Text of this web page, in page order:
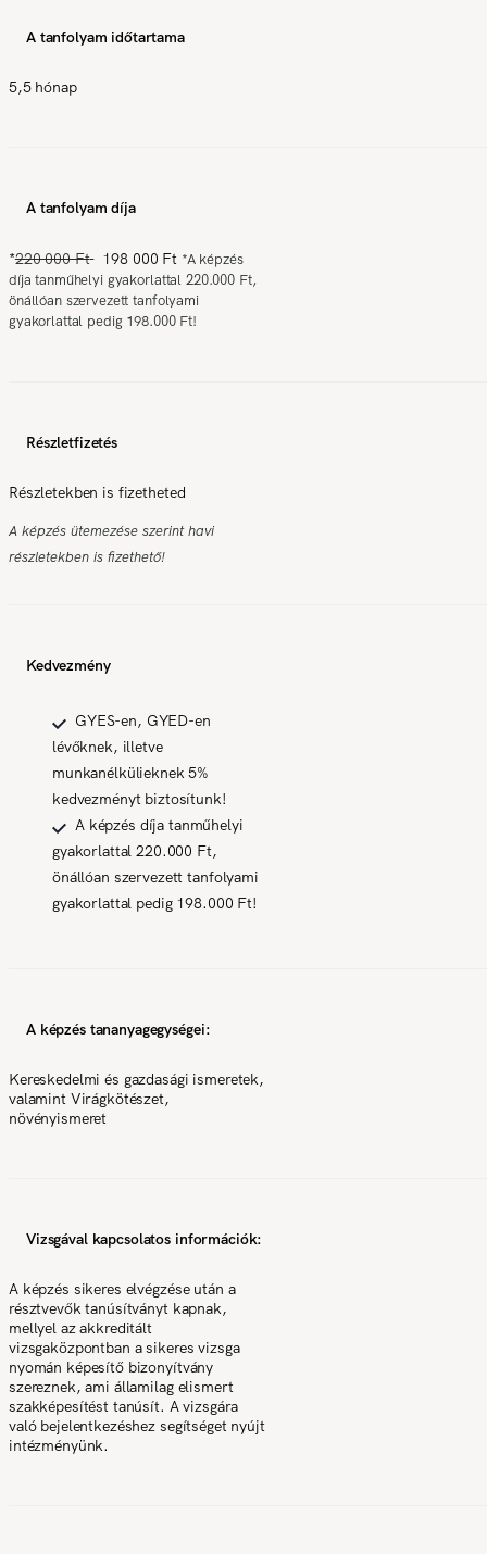
A tanfolyam időtartama
5,5 hónap
A tanfolyam díja
*220 000 Ft 198 000 Ft *A képzés
díja tanműhelyi gyakorlattal 220.000 Ft,
önállóan szervezett tanfolyami
gyakorlattal pedig 198.000 Ft!
Részletfizetés
Részletekben is fizetheted
A képzés ütemezése szerint havi
részletekben is fizethető!
Kedvezmény
GYES-en, GYED-en
lévőknek, illetve
munkanélkülieknek 5%
kedvezményt biztosítunk!
A képzés díja tanműhelyi
gyakorlattal 220.000 Ft,
önállóan szervezett tanfolyami
gyakorlattal pedig 198.000 Ft!
A képzés tananyagegységei:
Kereskedelmi és gazdasági ismeretek,
valamint Virágkötészet,
növényismeret
Vizsgával kapcsolatos információk:
A képzés sikeres elvégzése után a
résztvevők tanúsítványt kapnak,
mellyel az akkreditált
vizsgaközpontban a sikeres vizsga
nyomán képesítő bizonyítvány
szereznek, ami államilag elismert
szakképesítést tanúsít. A vizsgára
való bejelentkezéshez segítséget nyújt
intézményünk.